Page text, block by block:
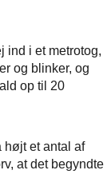
ind i et metrotog,
og blinker, og
op til 20
højt et antal af
at det begyndte